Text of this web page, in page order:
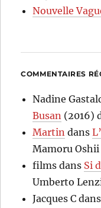
Nouvelle
COMMENTAIRES
Nadine
Busan (2016)
Martin dans
Mamoru Oshii
films dans Si
Umberto
Jacques C dans